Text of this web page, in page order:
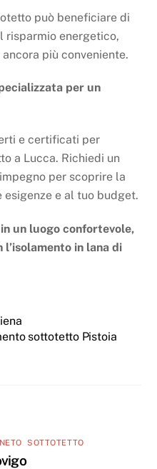
può beneficiare di
risparmio energetico,
più conveniente.
per un
e certificati per
a Lucca. Richiedi un
per scoprire la
e al tuo budget.
un luogo confortevole,
in lana di
sottotetto Pistoia
,SOTTOTETTO